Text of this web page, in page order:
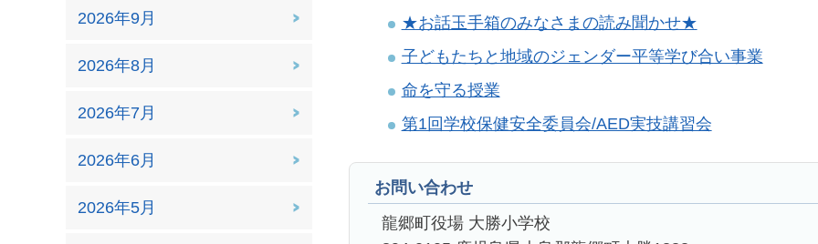
2026年9月
2026年8月
2026年7月
2026年6月
2026年5月
★お話玉手箱のみなさまの読み聞かせ★
子どもたちと地域のジェンダー平等学び合い事業
命を守る授業
第1回学校保健安全委員会/AED実技講習会
お問い合わせ
龍郷町役場 大勝小学校